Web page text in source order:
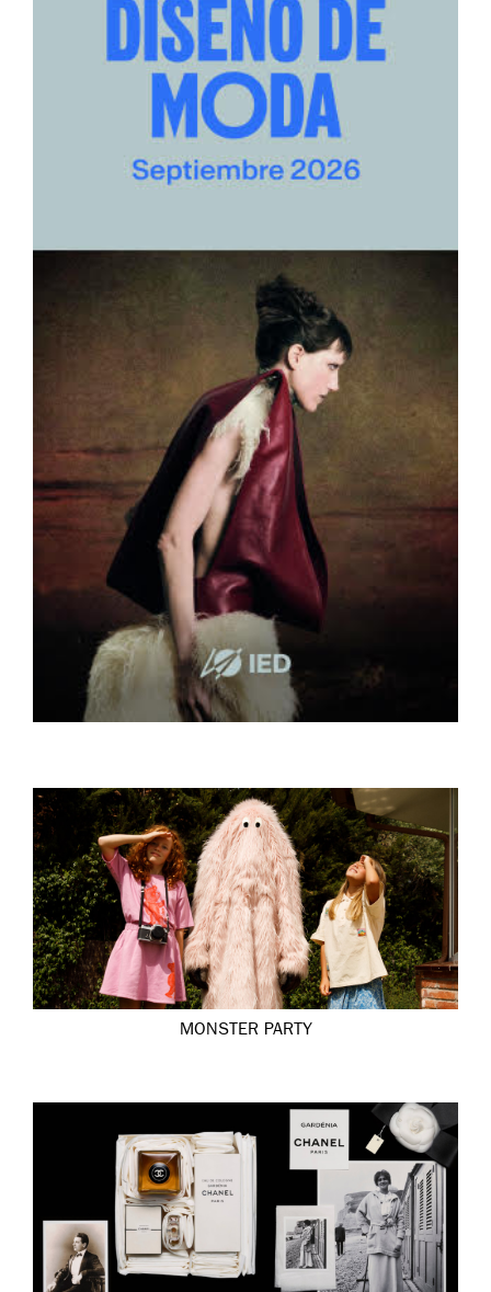
MONSTER PARTY